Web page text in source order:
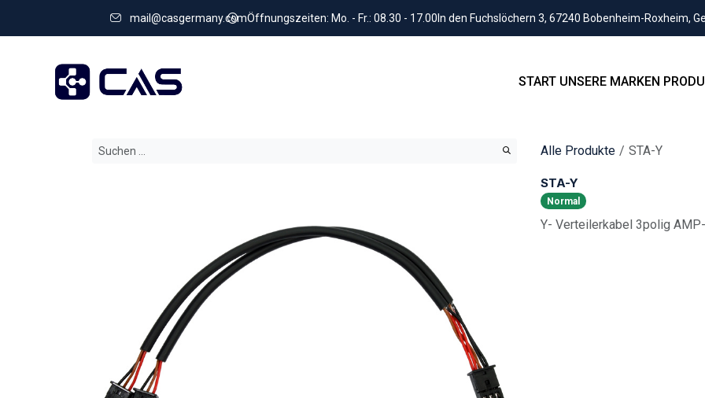
mail@casgermany.comÖffnungszeiten: Mo. - Fr.: 08.30 - 17.00 In den Fuchslöchern 3, 67240 Bobenheim-Roxheim,
START UNSERE MARKEN
Alle Produkte STA-Y
STA-Y
Normal
Y- Verteilerkabel 3polig